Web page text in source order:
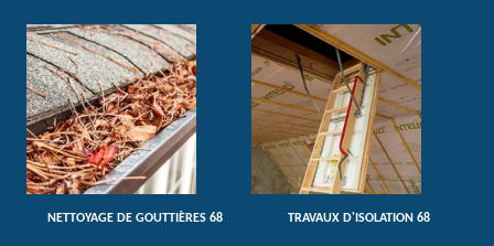
NETTOYAGE DE GOUTTIÈRES 68 TRAVAUX D'ISOLATION 68